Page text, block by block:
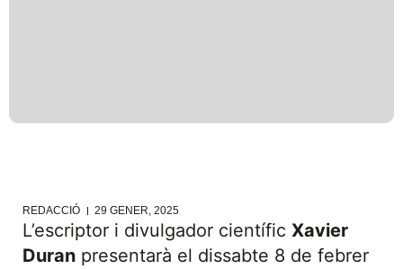
REDACCIÓ 29 GENER, 2025
L’escriptor i divulgador científic Xavier
Duran presentarà el dissabte 8 de febrer